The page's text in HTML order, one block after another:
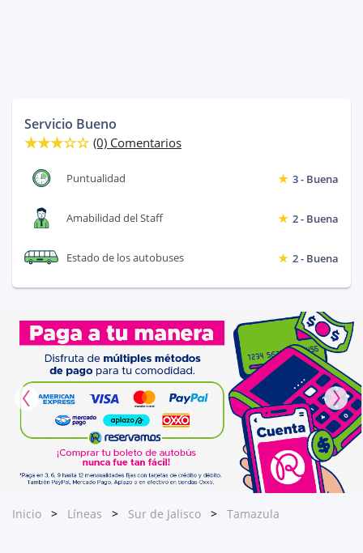
Servicio Bueno
(0) Comentarios
Puntualidad 3 - Buena
Amabilidad del Staff 2 - Buena
Estado de los autobuses 2 - Buena
Inicio Líneas Sur de Jalisco Tamazula